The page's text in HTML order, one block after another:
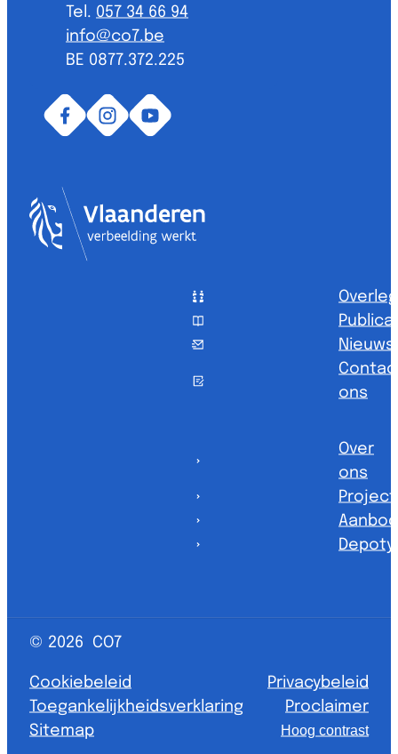
057 34 66 94
E-mailinfo@co7.be
BTW nr.BE 0877.372.225
Overleg
ons
Over
ons
Aanbod
FacebookInstagram
YouTube
© 2026 CO7
Cookiebeleid
Privacybeleid
Toegankelijkheidsverklaring
Proclaimer
Sitemap
Hoog contrast